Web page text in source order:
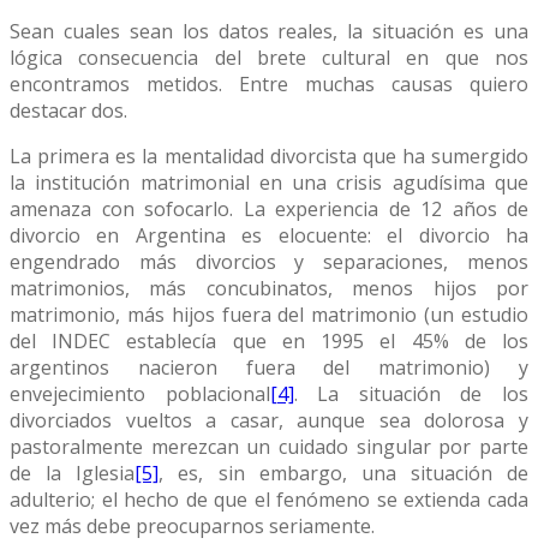
Sean cuales sean los datos reales, la situación es una
lógica consecuencia del brete cultural en que nos
encontramos metidos. Entre muchas causas quiero
destacar dos.
La primera es la mentalidad divorcista que ha sumergido
la institución matrimonial en una crisis agudísima que
amenaza con sofocarlo. La experiencia de 12 años de
divorcio en Argentina es elocuente: el divorcio ha
engendrado más divorcios y separaciones, menos
matrimonios, más concubinatos, menos hijos por
matrimonio, más hijos fuera del matrimonio (un estudio
del INDEC establecía que en 1995 el 45% de los
argentinos nacieron fuera del matrimonio) y
envejecimiento poblacional[4]. La situación de los
divorciados vueltos a casar, aunque sea dolorosa y
pastoralmente merezcan un cuidado singular por parte
de la Iglesia[5], es, sin embargo, una situación de
adulterio; el hecho de que el fenómeno se extienda cada
vez más debe preocuparnos seriamente.